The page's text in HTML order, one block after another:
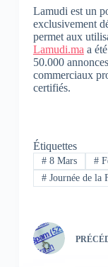
Lamudi est un
exclusivement
permet aux
Lamudi.ma a
50.000
commerciaux
certifiés.
Étiquettes
#8 Mars #
#Journée de la